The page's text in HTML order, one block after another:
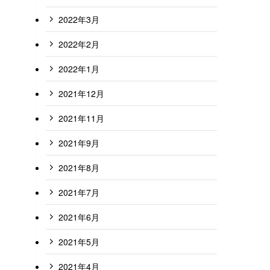
2022年3月
2022年2月
2022年1月
2021年12月
2021年11月
2021年9月
2021年8月
2021年7月
2021年6月
2021年5月
2021年4月